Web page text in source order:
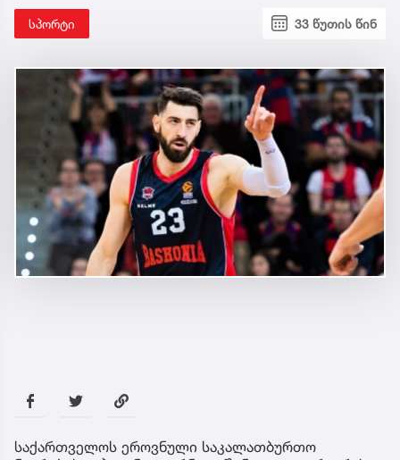
სპორტი 33 წუთის წინ
საქართველოს ეროვნული საკალათბურთო